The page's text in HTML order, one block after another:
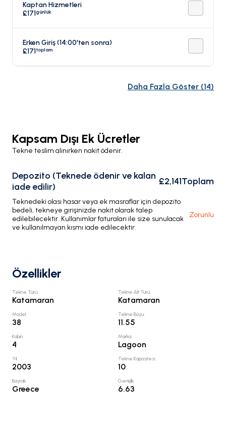
Kaptan Hizmetleri
£171günlük
Erken Giriş (14:00'ten sonra)
£171toplam
Daha Fazla Göster (14)
Kapsam Dışı Ek Ücretler
Tekne teslim alınırken nakit ödenir.
Depozito (Teknede ödenir ve kalan
iade edilir)
£2,141Toplam
Teknedeki olası hasar veya ek masraflar için depozito
bedeli, tekneye girişinizde nakit olarak talep
edilebilecektir. Kullanımlar faturaları ile size sunulacak
ve kullanılmayan kısmı iade edilecektir.
Zorunlu
Özellikler
Tekne Türü:
Katamaran
Tekne Alt Türü:
Katamaran
Model:
38
Tekne Boyu:
11.55
Kabin:
4
Marka:
Lagoon
Yıl:
2003
Tekne Kapasitesi:
10
Bayrak:
Greece
Genişlik:
6.63